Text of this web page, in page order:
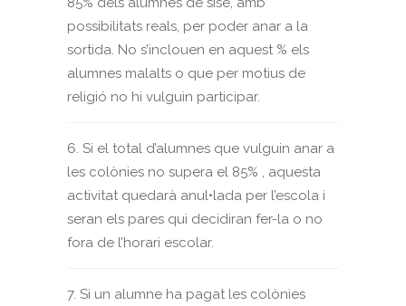
possibilitats reals, per poder anar a la
sortida. No s’inclouen en aquest % els
alumnes malalts o que per motius de
religió no hi vulguin participar.
6. Si el total d’alumnes que vulguin anar a
les colònies no supera el 85% , aquesta
activitat quedarà anul•lada per l’escola i
seran els pares qui decidiran fer-la o no
fora de l’horari escolar.
7. Si un alumne ha pagat les colònies